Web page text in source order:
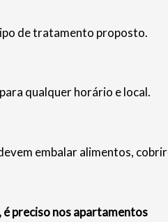
de tratamento proposto.
qualquer horário e local.
embalar alimentos,
preciso nos apartamentos